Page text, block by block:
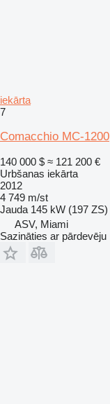
iekārta
7
Comacchio MC-1200
140 000 $ ≈ 121 200 €
Urbšanas iekārta
2012
4 749 m/st
Jauda 145 kW (197 ZS)
ASV, Miami
Sazināties ar pārdevēju